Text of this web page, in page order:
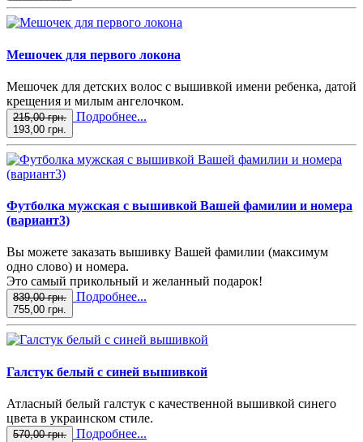
Мешочек для первого локона
Мешочек для детских волос с вышивкой имени ребенка, датой
крещения и милым ангелочком.
215,00 грн.
193,00 грн.
Подробнее...
Футболка мужская с вышивкой Вашей фамилии и номера
(вариант3)
Вы можете заказать вышивку Вашей фамилии (максимум
одно слово) и номера.
Это самый прикольный и желанный подарок!
839,00 грн.
755,00 грн.
Подробнее...
Галстук белый с синей вышивкой
Атласный белый галстук с качественной вышивкой синего
цвета в украинском стиле.
570,00 грн.
Подробнее...